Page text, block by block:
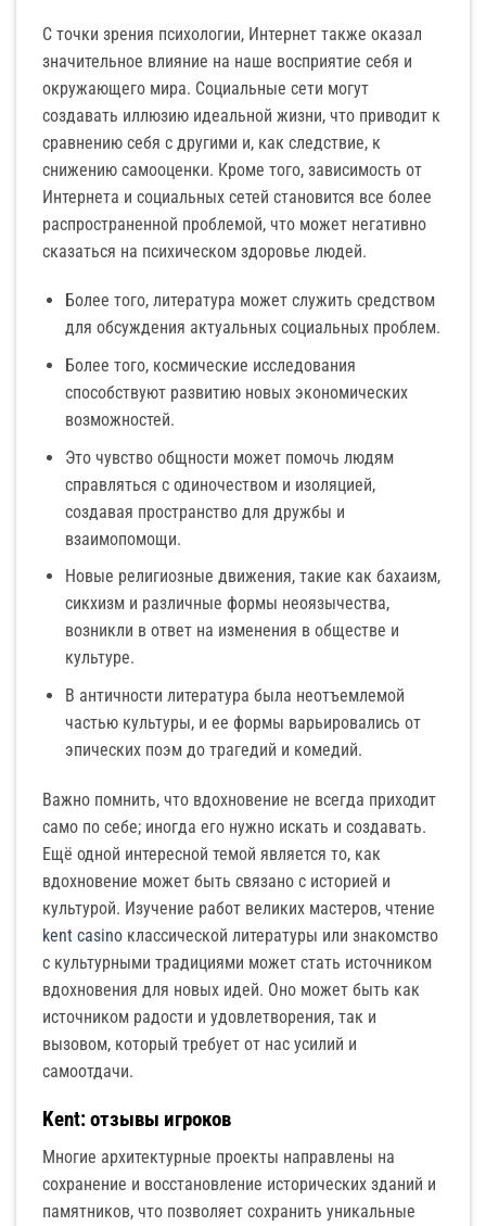
С точки зрения психологии, Интернет также оказал
значительное влияние на наше восприятие себя и
окружающего мира. Социальные сети могут
создавать иллюзию идеальной жизни, что приводит к
сравнению себя с другими и, как следствие, к
снижению самооценки. Кроме того, зависимость от
Интернета и социальных сетей становится все более
распространенной проблемой, что может негативно
сказаться на психическом здоровье людей.
Более того, литература может служить средством
для обсуждения актуальных социальных проблем.
Более того, космические исследования
способствуют развитию новых экономических
возможностей.
Это чувство общности может помочь людям
справляться с одиночеством и изоляцией,
создавая пространство для дружбы и
взаимопомощи.
Новые религиозные движения, такие как бахаизм,
сикхизм и различные формы неоязычества,
возникли в ответ на изменения в обществе и
культуре.
В античности литература была неотъемлемой
частью культуры, и ее формы варьировались от
эпических поэм до трагедий и комедий.
Важно помнить, что вдохновение не всегда приходит
само по себе; иногда его нужно искать и создавать.
Ещё одной интересной темой является то, как
вдохновение может быть связано с историей и
культурой. Изучение работ великих мастеров, чтение
kent casino классической литературы или знакомство
с культурными традициями может стать источником
вдохновения для новых идей. Оно может быть как
источником радости и удовлетворения, так и
вызовом, который требует от нас усилий и
самоотдачи.
Kent: отзывы игроков
Многие архитектурные проекты направлены на
сохранение и восстановление исторических зданий и
памятников, что позволяет сохранить уникальные